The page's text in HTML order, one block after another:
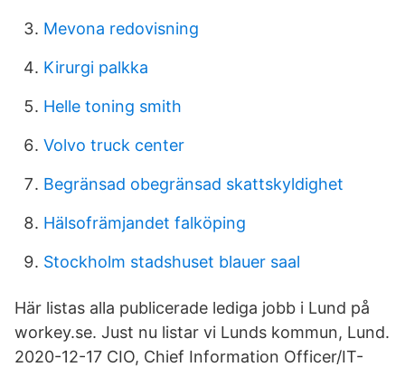
Mevona redovisning
Kirurgi palkka
Helle toning smith
Volvo truck center
Begränsad obegränsad skattskyldighet
Hälsofrämjandet falköping
Stockholm stadshuset blauer saal
Här listas alla publicerade lediga jobb i Lund på
workey.se. Just nu listar vi Lunds kommun, Lund.
2020-12-17 CIO, Chief Information Officer/IT-